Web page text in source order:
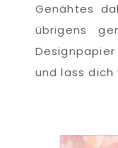
Genähtes
übrigens
und lass dich